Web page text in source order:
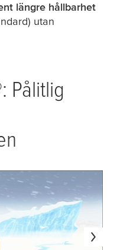
längre hållbarhet
utan
Pålitlig